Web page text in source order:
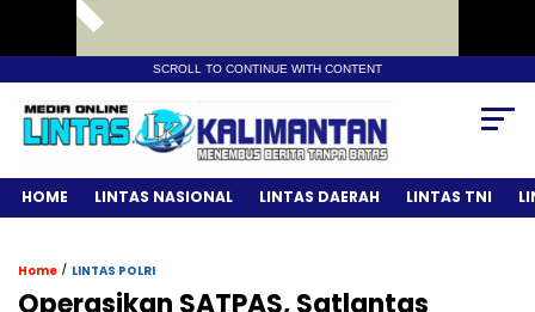
SCROLL TO CONTINUE WITH CONTENT
HOME LINTAS NASIONAL LINTAS DAERAH LINTAS TNI
Home / LINTAS POLRI